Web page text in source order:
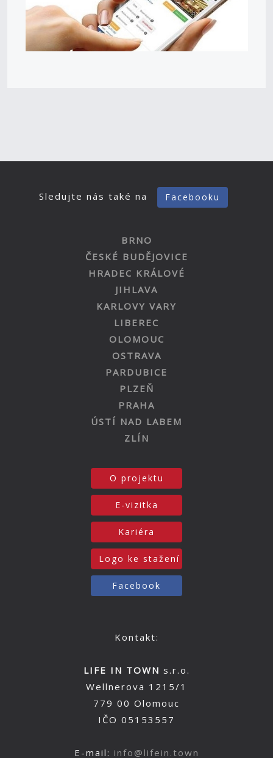
Sledujte nás také na Facebooku
BRNO
ČESKÉ BUDĚJOVICE
HRADEC KRÁLOVÉ
JIHLAVA
KARLOVY VARY
LIBEREC
OLOMOUC
OSTRAVA
PARDUBICE
PLZEŇ
PRAHA
ÚSTÍ NAD LABEM
ZLÍN
O projektu
E-vizitka
Kariéra
Logo ke stažení
Facebook
Kontakt:
LIFE IN TOWN s.r.o.
Wellnerova 1215/1
779 00 Olomouc
IČO 05153557
E-mail: info@lifein.town